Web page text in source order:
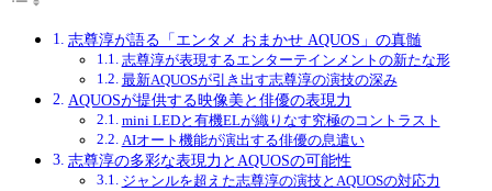
志尊淳が語る「エンタメ おまかせ AQUOS」の真髄
志尊淳が表現するエンターテインメントの新たな形
最新AQUOSが引き出す志尊淳の演技の深み
AQUOSが提供する映像美と俳優の表現力
mini LEDと有機ELが織りなす究極のコントラスト
AIオート機能が演出する俳優の息遣い
志尊淳の多彩な表現力とAQUOSの可能性
ジャンルを超えた志尊淳の演技とAQUOSの対応力